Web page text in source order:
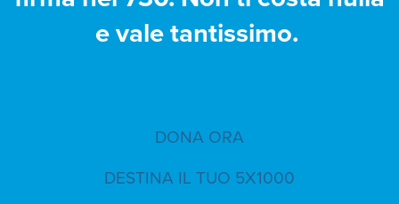
e vale tantissimo.
DONA ORA
DESTINA IL TUO 5X1000